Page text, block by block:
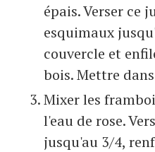
épais. Verser ce
esquimaux
couvercle et
bois. Mettre
Mixer les
l'eau de rose.
jusqu'au 3/4,